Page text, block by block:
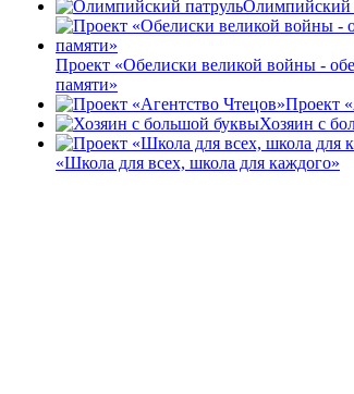
Олимпийский
Проект «Обелиски великой войны -
памяти»
Проект
Хозяин с
«Школа для всех, школа для каждого»